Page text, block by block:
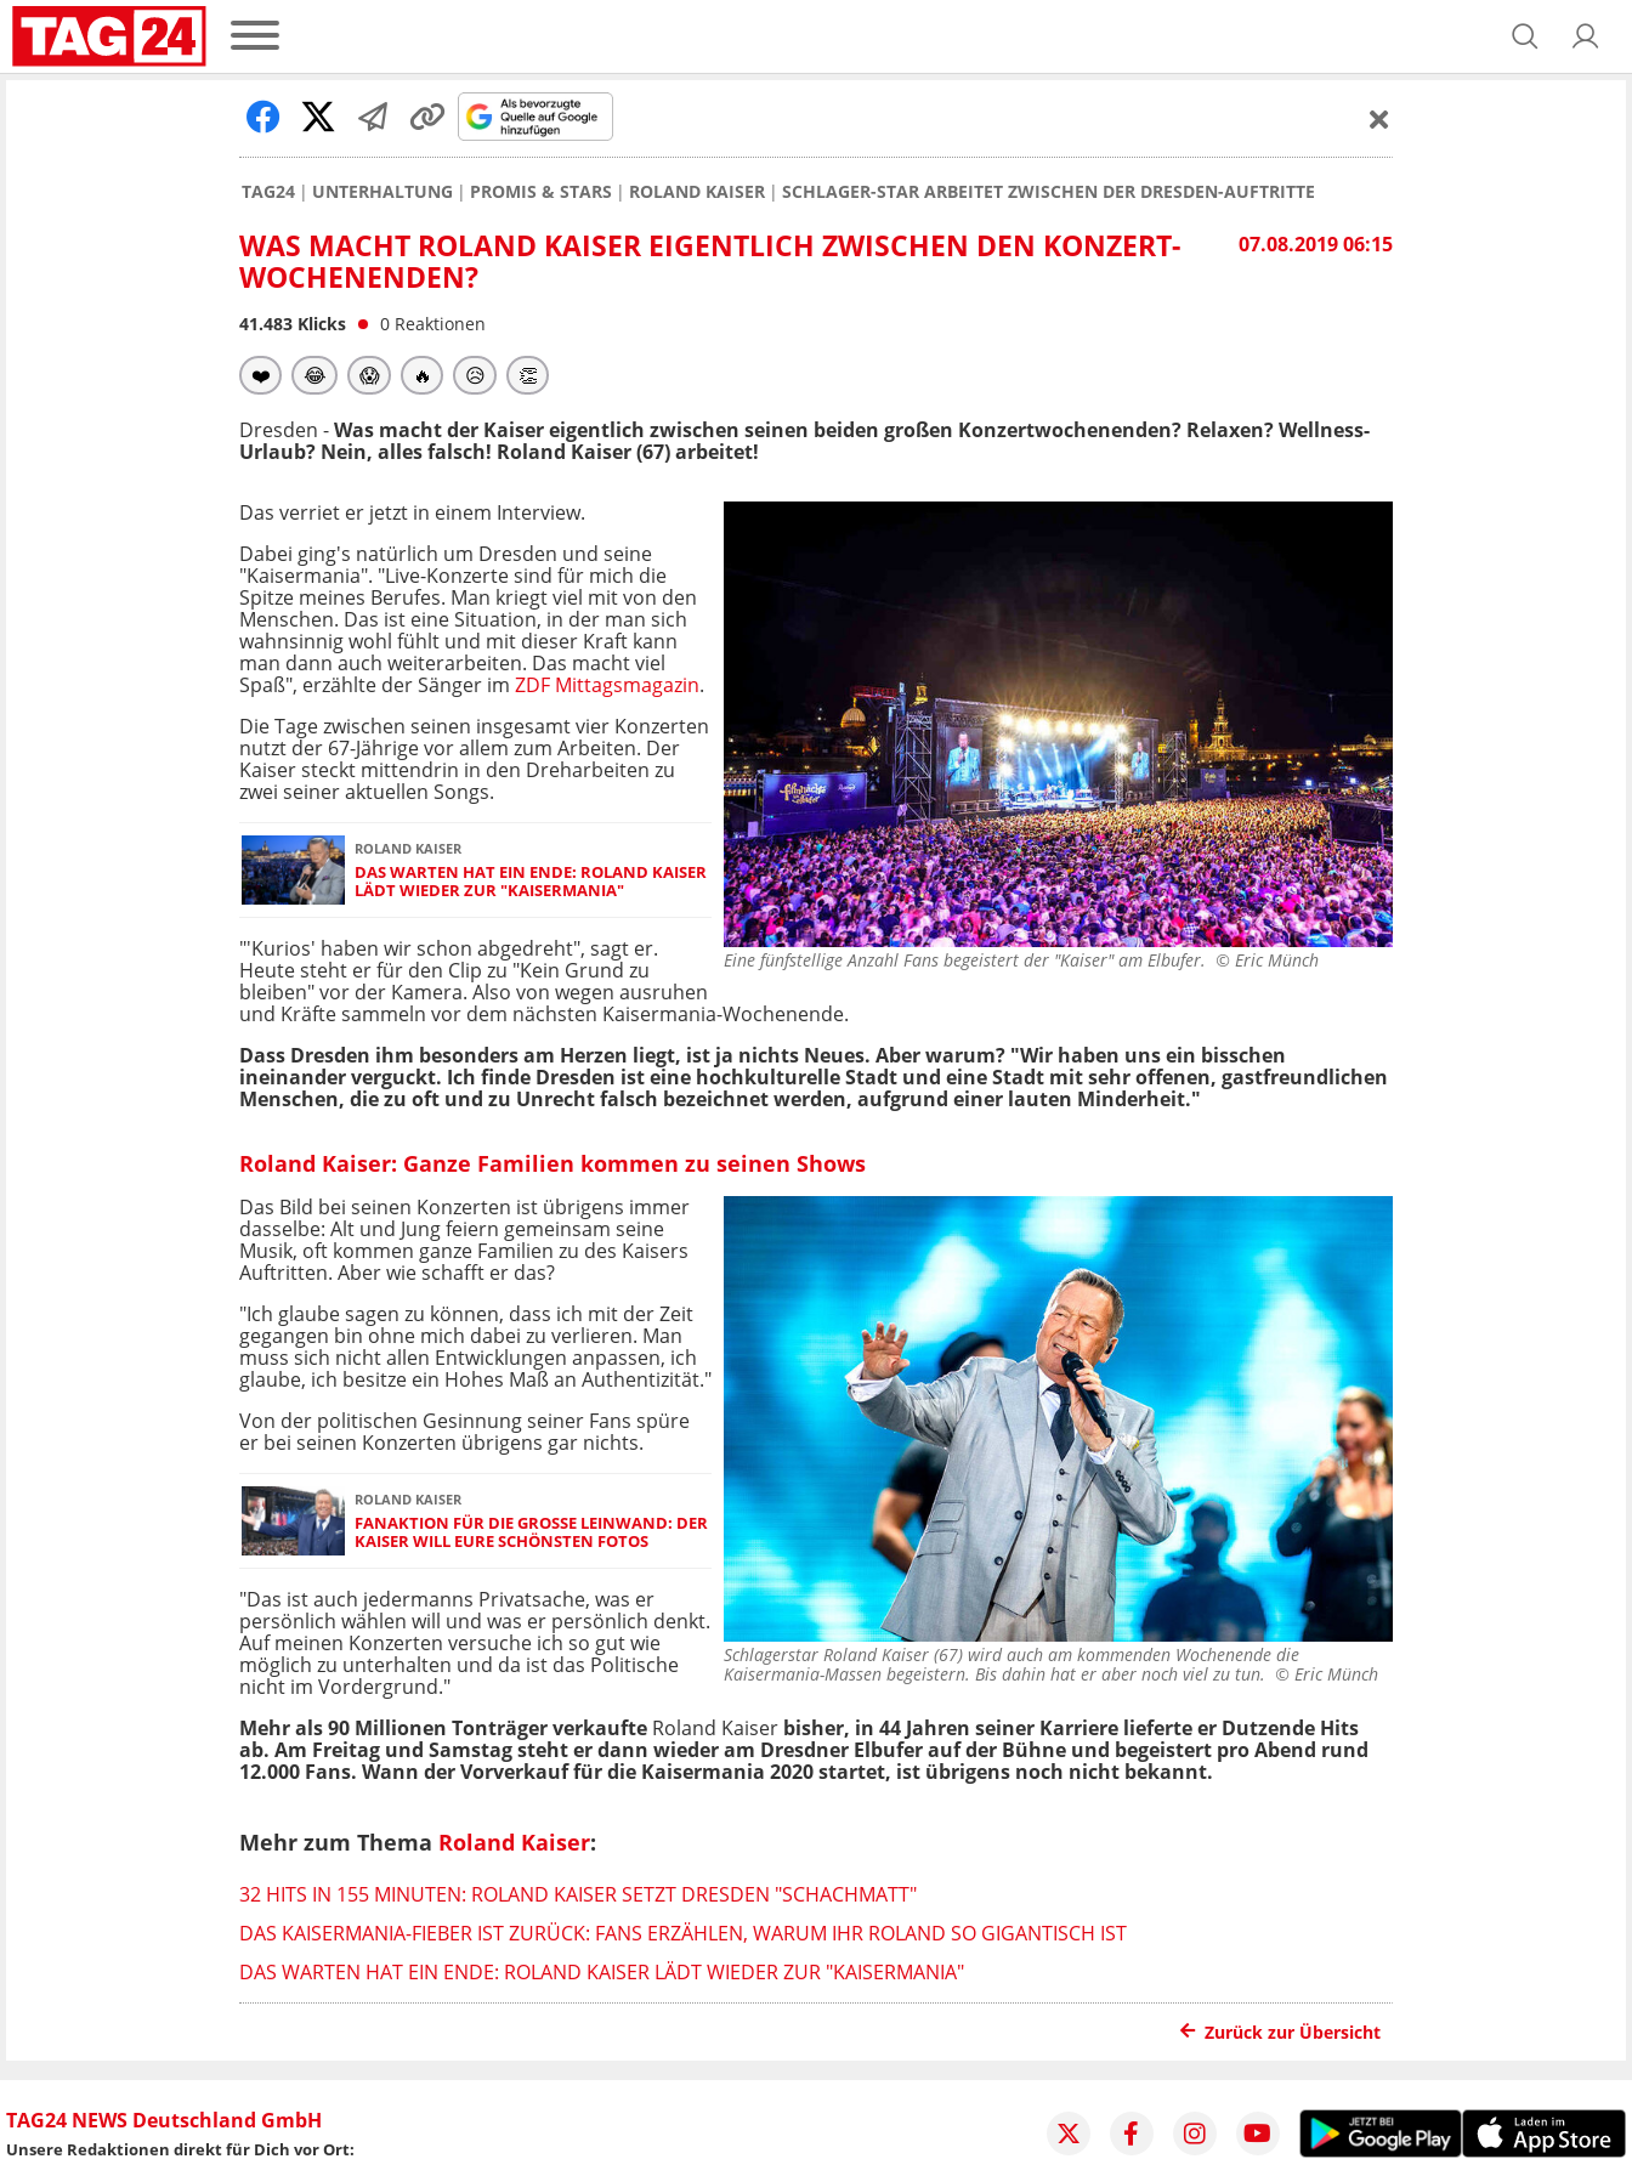
TAG24 UNTERHALTUNG PROMIS & STARS ROLAND KAISER SCHLAGER-STAR ARBEITET ZWISCHEN DER DRESDEN-AUFTRITTE
07.08.2019 06:15
WAS MACHT ROLAND KAISER EIGENTLICH ZWISCHEN DEN KONZERT-
WOCHENENDEN?
41.483 Klicks 0 Reaktionen
❤️ 😂 😱 🔥 😥 👏
Dresden -Was macht der Kaiser eigentlich zwischen seinen beiden großen Konzertwochenenden? Relaxen? Wellness-
Urlaub? Nein, alles falsch! Roland Kaiser (67) arbeitet!
Eine fünfstellige Anzahl Fans begeistert der "Kaiser" am Elbufer. © Eric Münch
Das verriet er jetzt in einem Interview.
Dabei ging's natürlich um Dresden und seine
"Kaisermania". "Live-Konzerte sind für mich die
Spitze meines Berufes. Man kriegt viel mit von den
Menschen. Das ist eine Situation, in der man sich
wahnsinnig wohl fühlt und mit dieser Kraft kann
man dann auch weiterarbeiten. Das macht viel
Spaß", erzählte der Sänger im ZDF Mittagsmagazin.
Die Tage zwischen seinen insgesamt vier Konzerten
nutzt der 67-Jährige vor allem zum Arbeiten. Der
Kaiser steckt mittendrin in den Dreharbeiten zu
zwei seiner aktuellen Songs.
ROLAND KAISER
DAS WARTEN HAT EIN ENDE: ROLAND KAISER
LÄDT WIEDER ZUR "KAISERMANIA"
"'Kurios' haben wir schon abgedreht", sagt er.
Heute steht er für den Clip zu "Kein Grund zu
bleiben" vor der Kamera. Also von wegen ausruhen
und Kräfte sammeln vor dem nächsten Kaisermania-Wochenende.
Dass Dresden ihm besonders am Herzen liegt, ist ja nichts Neues. Aber warum? "Wir haben uns ein bisschen
ineinander verguckt. Ich finde Dresden ist eine hochkulturelle Stadt und eine Stadt mit sehr offenen, gastfreundlichen
Menschen, die zu oft und zu Unrecht falsch bezeichnet werden, aufgrund einer lauten Minderheit."
Roland Kaiser: Ganze Familien kommen zu seinen Shows
Schlagerstar Roland Kaiser (67) wird auch am kommenden Wochenende die
Kaisermania-Massen begeistern. Bis dahin hat er aber noch viel zu tun. © Eric Münch
Das Bild bei seinen Konzerten ist übrigens immer
dasselbe: Alt und Jung feiern gemeinsam seine
Musik, oft kommen ganze Familien zu des Kaisers
Auftritten. Aber wie schafft er das?
"Ich glaube sagen zu können, dass ich mit der Zeit
gegangen bin ohne mich dabei zu verlieren. Man
muss sich nicht allen Entwicklungen anpassen, ich
glaube, ich besitze ein Hohes Maß an Authentizität."
Von der politischen Gesinnung seiner Fans spüre
er bei seinen Konzerten übrigens gar nichts.
ROLAND KAISER
FANAKTION FÜR DIE GROSSE LEINWAND: DER K
AISER WILL EURE SCHÖNSTEN FOTOS
"Das ist auch jedermanns Privatsache, was er
persönlich wählen will und was er persönlich denkt.
Auf meinen Konzerten versuche ich so gut wie
möglich zu unterhalten und da ist das Politische
nicht im Vordergrund."
Mehr als 90 Millionen Tonträger verkaufte Roland Kaiser bisher, in 44 Jahren seiner Karriere lieferte er Dutzende Hits
ab. Am Freitag und Samstag steht er dann wieder am Dresdner Elbufer auf der Bühne und begeistert pro Abend rund
12.000 Fans. Wann der Vorverkauf für die Kaisermania 2020 startet, ist übrigens noch nicht bekannt.
Mehr zum Thema Roland Kaiser:
32 HITS IN 155 MINUTEN: ROLAND KAISER SETZT DRESDEN "SCHACHMATT"
DAS KAISERMANIA-FIEBER IST ZURÜCK: FANS ERZÄHLEN, WARUM IHR ROLAND SO GIGANTISCH IST
DAS WARTEN HAT EIN ENDE: ROLAND KAISER LÄDT WIEDER ZUR "KAISERMANIA"
Zurück zur Übersicht
TAG24 NEWS Deutschland GmbH
Unsere Redaktionen direkt für Dich vor Ort: